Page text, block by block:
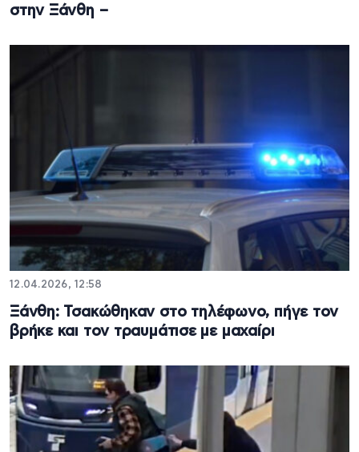
στην Ξάνθη –
12.04.2026, 12:58
Ξάνθη: Τσακώθηκαν στο τηλέφωνο, πήγε τον
βρήκε και τον τραυμάτισε με μαχαίρι